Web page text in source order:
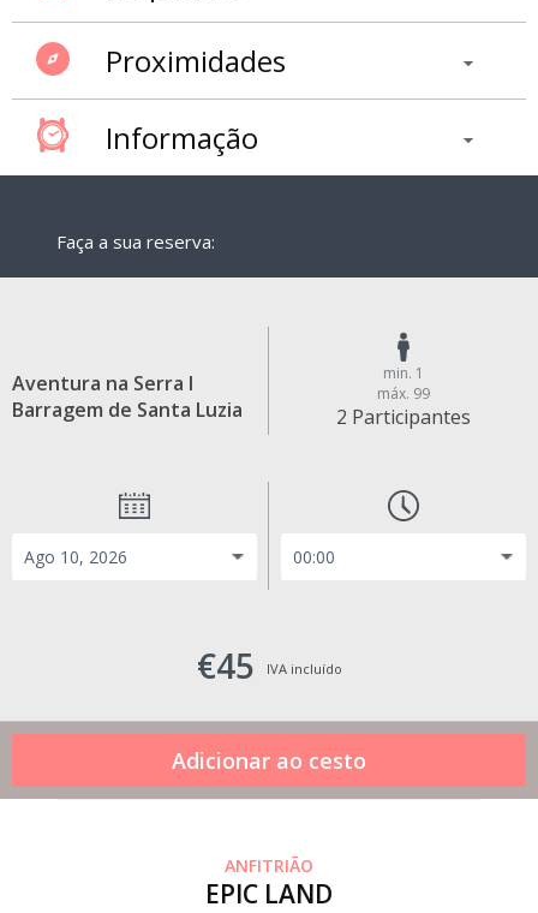
Proximidades
Informação
Faça a sua reserva:
Aventura na Serra I
Barragem de Santa Luzia
min. 1
máx. 99
2 Participantes
€45 IVA incluído
ANFITRIÃO
EPIC LAND